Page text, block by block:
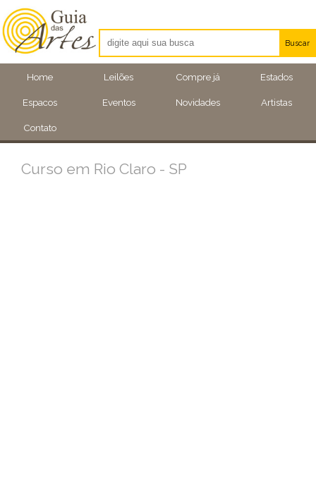
Home Leilões Compre já Estados
Espacos Eventos Novidades Artistas
Contato
Buscar
Artistas
Eventos
Curso em Rio Claro - SP